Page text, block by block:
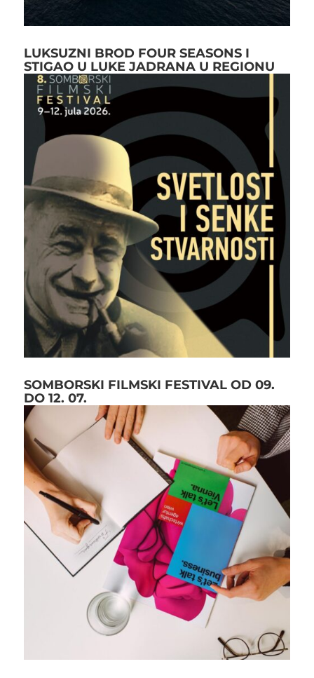
LUKSUZNI BROD FOUR SEASONS I
STIGAO U LUKE JADRANA U REGIONU
SOMBORSKI FILMSKI FESTIVAL OD 09.
DO 12. 07.